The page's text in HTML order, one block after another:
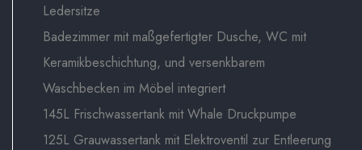
Ledersitze
Badezimmer mit maßgefertigter Dusche, WC mit
Keramikbeschichtung, und versenkbarem
Waschbecken im Möbel integriert
145L Frischwassertank mit Whale Druckpumpe
125L Grauwassertank mit Elektroventil zur Entleerung